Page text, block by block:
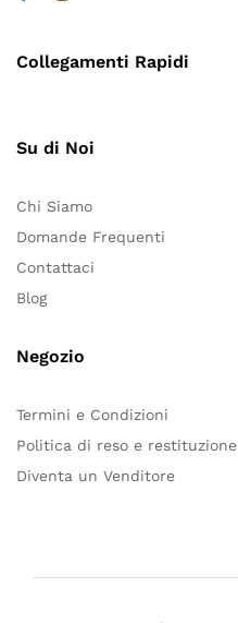
Collegamenti Rapidi
Su di Noi
Chi Siamo
Domande Frequenti
Contattaci
Blog
Negozio
Termini e Condizioni
Politica di reso e restituzione
Diventa un Venditore